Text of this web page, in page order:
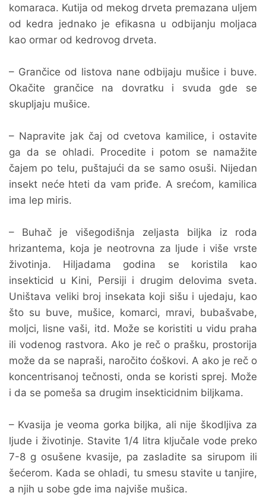
komaraca. Kutija od mekog drveta premazana uljem
od kedra jednako je efikasna u odbijanju moljaca
kao ormar od kedrovog drveta.
– Grančice od listova nane odbijaju mušice i buve.
Okačite grančice na dovratku i svuda gde se
skupljaju mušice.
– Napravite jak čaj od cvetova kamilice, i ostavite
ga da se ohladi. Procedite i potom se namažite
čajem po telu, puštajući da se samo osuši. Nijedan
insekt neće hteti da vam priđe. A srećom, kamilica
ima lep miris.
– Buhač je višegodišnja zeljasta biljka iz roda
hrizantema, koja je neotrovna za ljude i više vrste
životinja. Hiljadama godina se koristila kao
insekticid u Kini, Persiji i drugim delovima sveta.
Uništava veliki broj insekata koji sišu i ujedaju, kao
što su buve, mušice, komarci, mravi, bubašvabe,
moljci, lisne vaši, itd. Može se koristiti u vidu praha
ili vodenog rastvora. Ako je reč o prašku, prostorija
može da se napraši, naročito ćoškovi. A ako je reč o
koncentrisanoj tečnosti, onda se koristi sprej. Može
i da se pomeša sa drugim insekticidnim biljkama.
– Kvasija je veoma gorka biljka, ali nije škodljiva za
ljude i životinje. Stavite 1/4 litra ključale vode preko
7-8 g osušene kvasije, pa zasladite sa sirupom ili
šećerom. Kada se ohladi, tu smesu stavite u tanjire,
a njih u sobe gde ima najviše mušica.